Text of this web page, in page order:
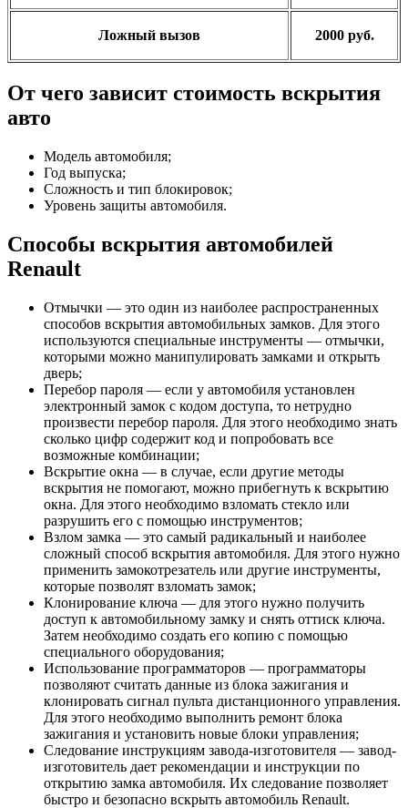
Ложный вызов 2000 руб.
От чего зависит стоимость вскрытия
авто
Модель автомобиля;
Год выпуска;
Сложность и тип блокировок;
Уровень защиты автомобиля.
Способы вскрытия автомобилей
Renault
Отмычки — это один из наиболее распространенных
способов вскрытия автомобильных замков. Для этого
используются специальные инструменты — отмычки,
которыми можно манипулировать замками и открыть
дверь;
Перебор пароля — если у автомобиля установлен
электронный замок с кодом доступа, то нетрудно
произвести перебор пароля. Для этого необходимо знать
сколько цифр содержит код и попробовать все
возможные комбинации;
Вскрытие окна — в случае, если другие методы
вскрытия не помогают, можно прибегнуть к вскрытию
окна. Для этого необходимо взломать стекло или
разрушить его с помощью инструментов;
Взлом замка — это самый радикальный и наиболее
сложный способ вскрытия автомобиля. Для этого нужно
применить замокотрезатель или другие инструменты,
которые позволят взломать замок;
Клонирование ключа — для этого нужно получить
доступ к автомобильному замку и снять оттиск ключа.
Затем необходимо создать его копию с помощью
специального оборудования;
Использование программаторов — программаторы
позволяют считать данные из блока зажигания и
клонировать сигнал пульта дистанционного управления.
Для этого необходимо выполнить ремонт блока
зажигания и установить новые блоки управления;
Следование инструкциям завода-изготовителя — завод-
изготовитель дает рекомендации и инструкции по
открытию замка автомобиля. Их следование позволяет
быстро и безопасно вскрыть автомобиль Renault.